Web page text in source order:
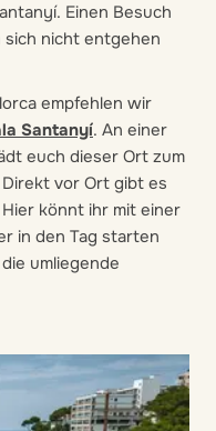
Einen Besuch
sich nicht entgehen
empfehlen wir
Santanyí. An einer
euch dieser Ort zum
vor Ort gibt es
könnt ihr mit einer
in den Tag starten
umliegende